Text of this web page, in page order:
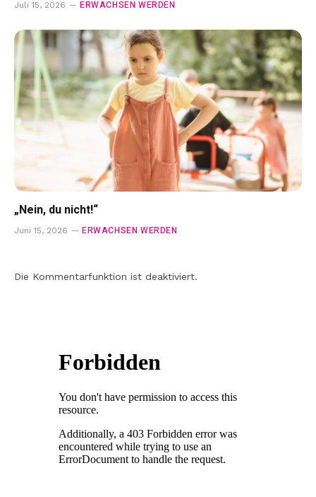
Juli 15, 2026 ERWACHSEN WERDEN
„Nein, du nicht!“
Juni 15, 2026 ERWACHSEN WERDEN
Die Kommentarfunktion ist deaktiviert.